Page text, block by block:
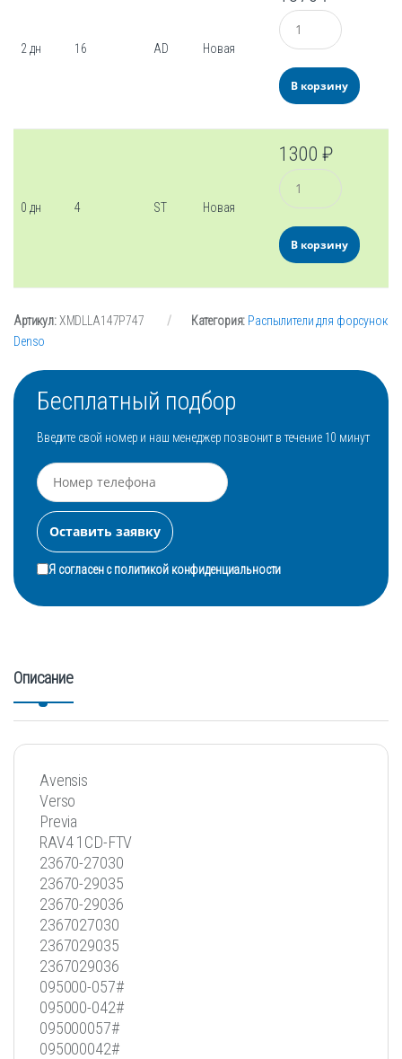
2 дн 16 AD Новая
Количество
В корзину
0 дн 4 ST Новая
1300₽
Количество
В корзину
Артикул:XMDLLA147P747 Категория: Распылители для форсунок
Denso
Бесплатный подбор
Введите свой номер и наш менеджер позвонит в течение 10 минут
Я согласен сполитикой конфиденциальности
Описание
Avensis
Verso
Previa
RAV4 1CD-FTV
23670-27030
23670-29035
23670-29036
2367027030
2367029035
2367029036
095000-057#
095000-042#
095000057#
095000042#